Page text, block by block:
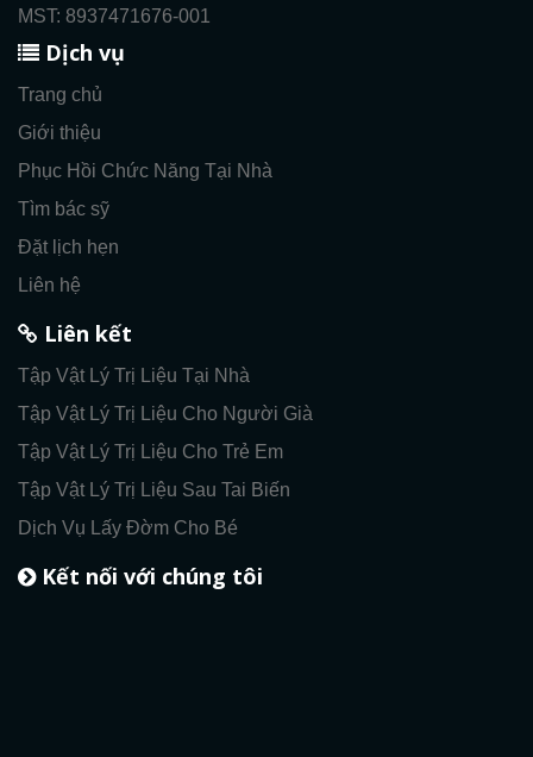
MST: 8937471676-001
Dịch vụ
Trang chủ
Giới thiệu
Phục Hồi Chức Năng Tại Nhà
Tìm bác sỹ
Đặt lịch hẹn
Liên hệ
Liên kết
Tập Vật Lý Trị Liệu Tại Nhà
Tập Vật Lý Trị Liệu Cho Người Già
Tập Vật Lý Trị Liệu Cho Trẻ Em
Tập Vật Lý Trị Liệu Sau Tai Biến
Dịch Vụ Lấy Đờm Cho Bé
Kết nối với chúng tôi